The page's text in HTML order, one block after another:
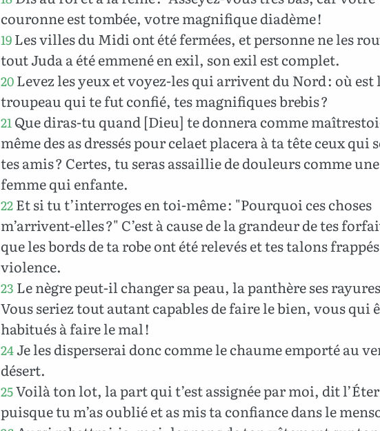
couronne est tombée, votre magnifique diadème !
19Les villes du Midi ont été fermées, et personne ne les
tout Juda a été emmené en exil, son exil est complet.
20Levez les yeux et voyez-les qui arrivent du Nord : où est
troupeau qui te fut confié, tes magnifiques brebis ?
21Que diras-tu quand [Dieu] te donnera comme
même des as dressés pour celaet placera à ta tête ceux qui
tes amis ? Certes, tu seras assaillie de douleurs comme une
femme qui enfante.
22Et si tu t’interroges en toi-même : "Pourquoi ces choses
m’arrivent-elles ?" C’est à cause de la grandeur de tes
que les bords de ta robe ont été relevés et tes talons
violence.
23 Le nègre peut-il changer sa peau, la panthère ses
Vous seriez tout autant capables de faire le bien, vous qui
habitués à faire le mal !
24Je les disperserai donc comme le chaume emporté au
désert.
25Voilà ton lot, la part qui t’est assignée par moi, dit
puisque tu m’as oublié et as mis ta confiance dans le